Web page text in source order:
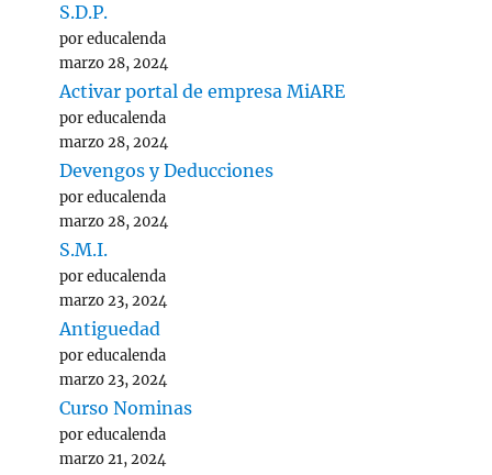
S.D.P.
por educalenda
marzo 28, 2024
Activar portal de empresa MiARE
por educalenda
marzo 28, 2024
Devengos y Deducciones
por educalenda
marzo 28, 2024
S.M.I.
por educalenda
marzo 23, 2024
Antiguedad
por educalenda
marzo 23, 2024
Curso Nominas
por educalenda
marzo 21, 2024